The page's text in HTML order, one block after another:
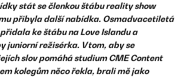
stát se členkou štábu reality show
přibyla další nabídka. Osmadvacetiletá
ke štábu na Love Islandu a
juniorní režisérka. V tom, aby se
slov pomáhá studium CME Content
kolegům něco řekla, brali mě jako